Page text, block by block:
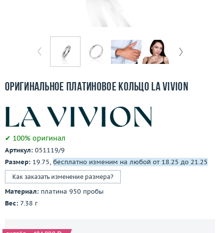
О компании
3D-тур по шоуруму
Оригинальное платиновое кольцо La Vivion
✔ 100% оригинал
Артикул: 051119/9
Размер: 19.75, бесплатно изменим на любой от 18.25 до 21.25
Как заказать изменение размера?
Материал: платина 950 пробы
Вес: 7.38 г